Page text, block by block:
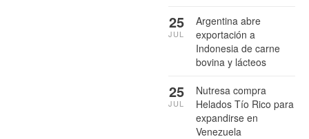
Argentina abre
exportación a
Indonesia de carne
bovina y lácteos
25
JUL
Nutresa compra
Helados Tío Rico para
expandirse en
Venezuela
25
JUL